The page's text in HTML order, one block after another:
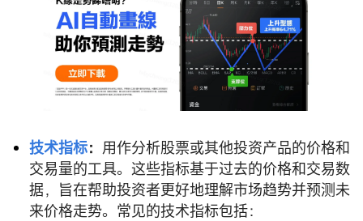
技术指标： 用作分析股票或其他投资产品的价格和
交易量的工具。这些指标基于过去的价格和交易数
据，旨在帮助投资者更好地理解市场趋势并预测未
来价格走势。常见的技术指标包括：